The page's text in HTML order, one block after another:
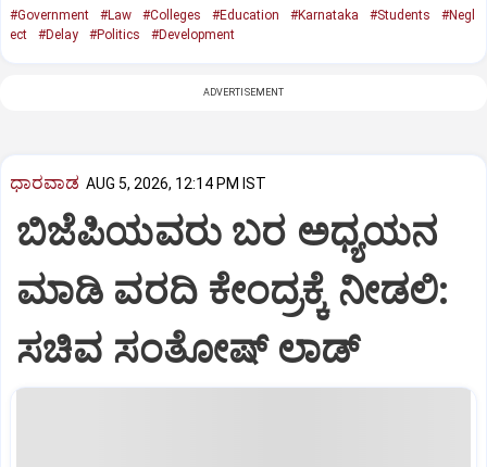
#Government #Law #Colleges #Education #Karnataka #Students
#Negl
ect
#Delay #Politics #Development
ADVERTISEMENT
ಧಾರವಾಡ AUG 5, 2026, 12:14 PM IST
ಬಿಜೆಪಿಯವರು ಬರ ಅಧ್ಯಯನ
ಮಾಡಿ ವರದಿ ಕೇಂದ್ರಕ್ಕೆ ನೀಡಲಿ‌:
ಸಚಿವ ಸಂತೋಷ್ ಲಾಡ್